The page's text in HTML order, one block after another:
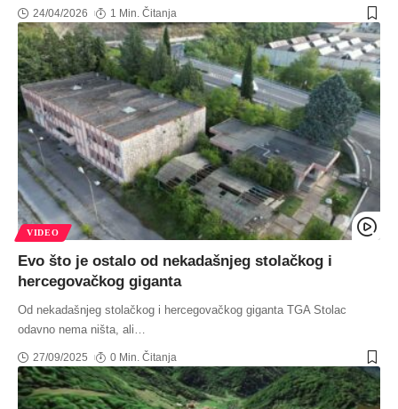
24/04/2026 1 Min. Čitanja
VIDEO
Evo što je ostalo od nekadašnjeg stolačkog i
hercegovačkog giganta
Od nekadašnjeg stolačkog i hercegovačkog giganta TGA Stolac
odavno nema ništa, ali
27/09/2025 0 Min. Čitanja